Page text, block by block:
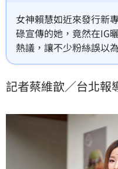
女神賴慧如近來發行新
碌宣傳的她，竟然在IG
熱議，讓不少粉絲誤以
備送上祝福。不過就在
記者蔡維歆／台北報